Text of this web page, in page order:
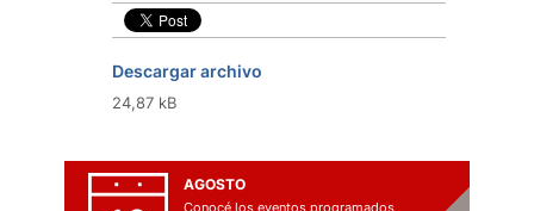
Descargar archivo
24,87 kB
AGOSTO
Conocé los eventos programados